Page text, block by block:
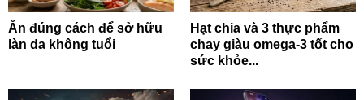
Ăn đúng cách để sở hữu
làn da không tuổi
Hạt chia và 3 thực phẩm
chay giàu omega-3 tốt cho
sức khỏe...